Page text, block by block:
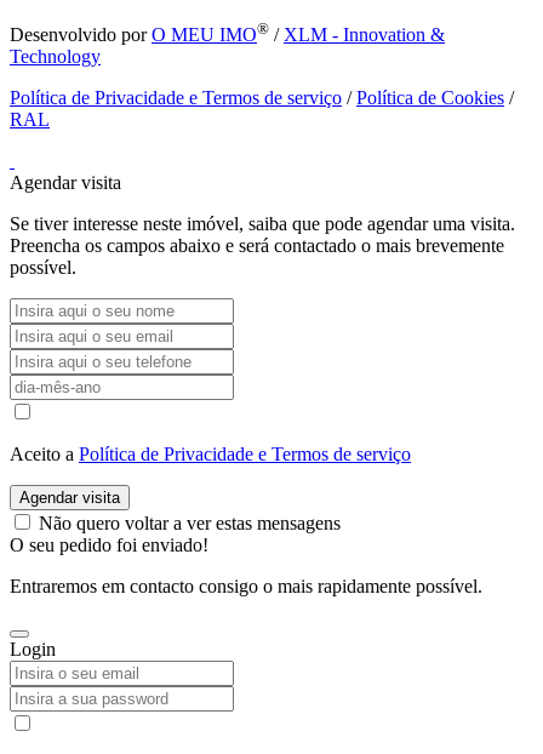
Desenvolvido porO MEU IMO® / XLM - Innovation &
Technology
Política de Privacidade e Termos de serviço /Política de Cookies /
RAL
Agendar visita
Se tiver interesse neste imóvel, saiba que pode agendar uma visita.
Preencha os campos abaixo e será contactado o mais brevemente
possível.
Aceito a Política de Privacidade e Termos de serviço
Agendar visita
Não quero voltar a ver estas mensagens
O seu pedido foi enviado!
Entraremos em contacto consigo o mais rapidamente possível.
Login